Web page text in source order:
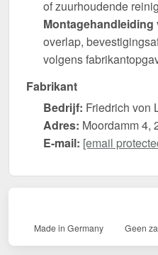
of zuurhoudende
Montagehandleiding
overlap,
volgens
Fabrikant
Bedrijf: Friedrich von
Adres: Moordamm 4,
E-mail: [email
Made in Germany Geen